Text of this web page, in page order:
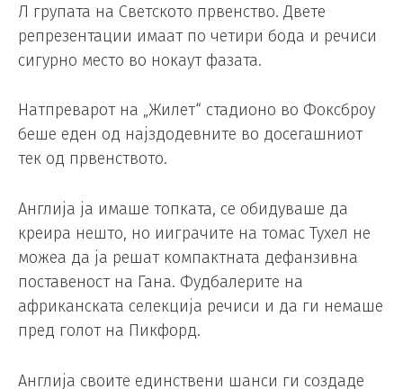
Л групата на Светското првенство. Двете
репрезентации имаат по четири бода и речиси
сигурно место во нокаут фазата.
Натпреварот на „Жилет“ стадионо во Фоксброу
беше еден од најздодевните во досегашниот
тек од првенството.
Англија ја имаше топката, се обидуваше да
креира нешто, но ииграчите на томас Тухел не
можеа да ја решат компактната дефанзивна
поставеност на Гана. Фудбалерите на
африканската селекција речиси и да ги немаше
пред голот на Пикфорд.
Англија своите единствени шанси ги создаде